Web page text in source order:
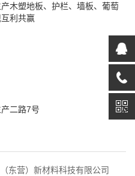
木塑地板、护栏、墙板、葡萄
利共赢
二路7号
东营）新材料科技有限公司